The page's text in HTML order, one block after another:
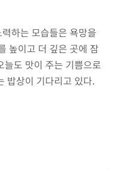
하는 모습들은 욕망을
높이고 더 깊은 곳에 잠
늘도 맛이 주는 기쁨으로
밥상이 기다리고 있다.